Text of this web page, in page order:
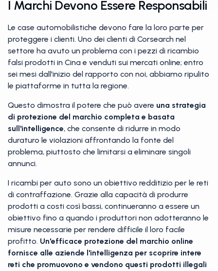
I Marchi Devono Essere Responsabili
Le case automobilistiche devono fare la loro parte per
proteggere i clienti. Uno dei clienti di Corsearch nel
settore ha avuto un problema con i pezzi di ricambio
falsi prodotti in Cina e venduti sui mercati online; entro
sei mesi dall'inizio del rapporto con noi, abbiamo ripulito
le piattaforme in tutta la regione.
Questo dimostra il potere che può avere una strategia
di protezione del marchio completa e basata
sull'intelligence, che consente di ridurre in modo
duraturo le violazioni affrontando la fonte del
problema, piuttosto che limitarsi a eliminare singoli
annunci.
I ricambi per auto sono un obiettivo redditizio per le reti
di contraffazione. Grazie alla capacità di produrre
prodotti a costi così bassi, continueranno a essere un
obiettivo fino a quando i produttori non adotteranno le
misure necessarie per rendere difficile il loro facile
profitto. Un'efficace protezione del marchio online
fornisce alle aziende l'intelligenza per scoprire intere
reti che promuovono e vendono questi prodotti illegali